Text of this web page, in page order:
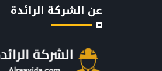
عن الشركة الرائدة